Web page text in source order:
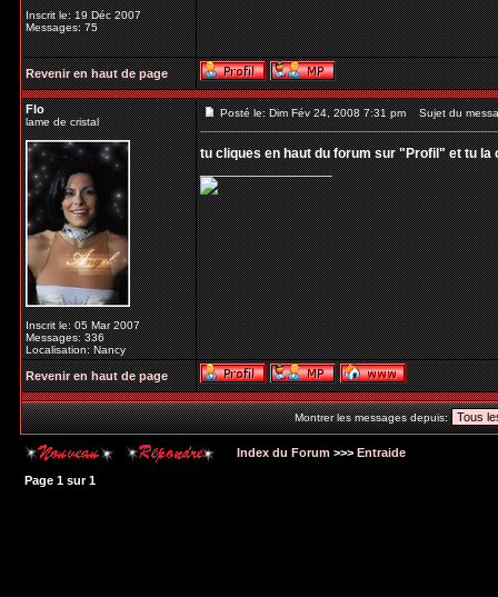
Inscrit le: 19 Déc 2007
Messages: 75
Revenir en haut de page
Flo
lame de cristal
Inscrit le: 05 Mar 2007
Messages: 336
Localisation: Nancy
Posté le: Dim Fév 24, 2008 7:31 pm Sujet du
tu cliques en haut du forum sur "Profil" et tu la
_________________
Revenir en haut de page
Montrer les messages depuis:
Index du Forum >>> Entraide
Page 1 sur1